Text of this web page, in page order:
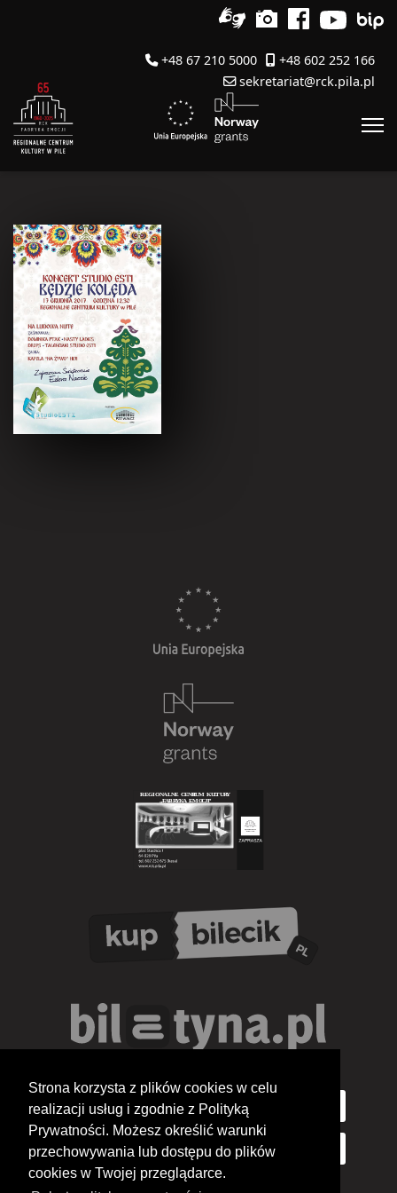
Strona korzysta z plików cookies w celu
realizacji usług i zgodnie z Polityką
Prywatności. Możesz określić warunki
przechowywania lub dostępu do plików
cookies w Twojej przeglądarce.
+48 67 210 5000
+48 602 252 166
sekretariat@rck.pila.pl